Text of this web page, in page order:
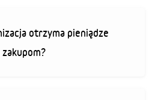
otrzyma pieniądze